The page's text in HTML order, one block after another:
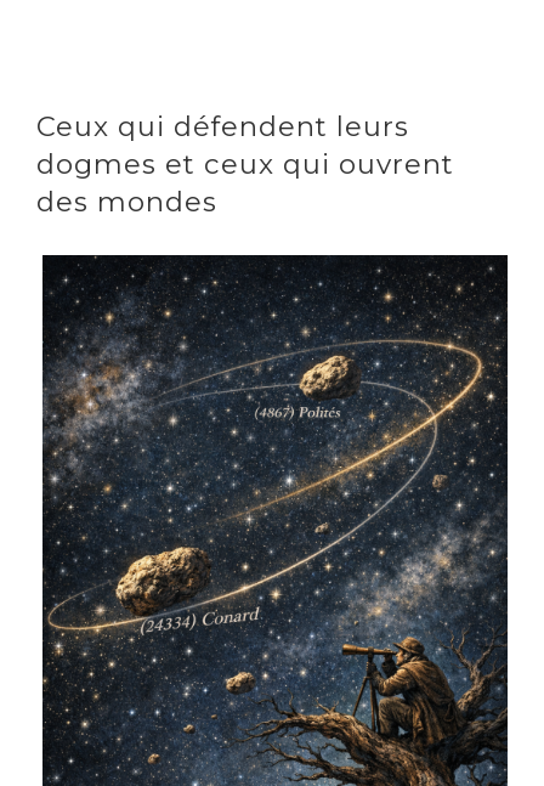
Ceux qui défendent leurs
dogmes et ceux qui ouvrent
des mondes